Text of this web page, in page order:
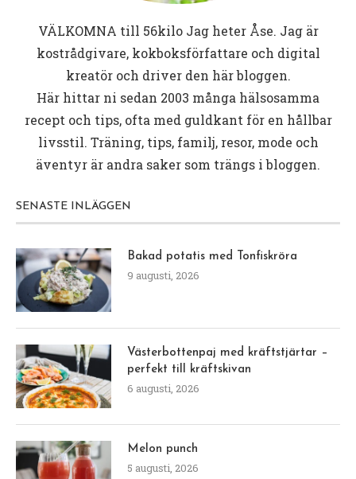
VÄLKOMNA till 56kiloJag heter Åse. Jag är
kostrådgivare, kokboksförfattare och digital
kreatör och driver den här bloggen.
Här hittar ni sedan 2003 många hälsosamma
recept och tips, ofta med guldkant för en hållbar
livsstil. Träning, tips, familj, resor, mode och
äventyr är andra saker som trängs i bloggen.
SENASTE INLÄGGEN
Bakad potatis med Tonfiskröra
9 augusti, 2026
Västerbottenpaj med kräftstjärtar –
perfekt till kräftskivan
6 augusti, 2026
Melon punch
5 augusti, 2026